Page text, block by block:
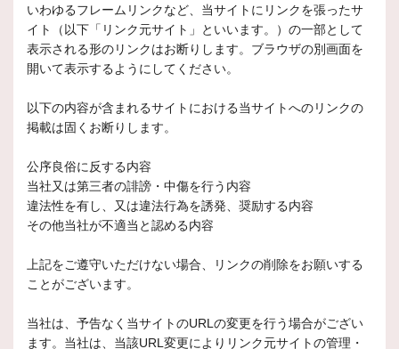
いわゆるフレームリンクなど、当サイトにリンクを張ったサ
イト（以下「リンク元サイト」といいます。）の一部として
表示される形のリンクはお断りします。ブラウザの別画面を
開いて表示するようにしてください。
以下の内容が含まれるサイトにおける当サイトへのリンクの
掲載は固くお断りします。
公序良俗に反する内容
当社又は第三者の誹謗・中傷を行う内容
違法性を有し、又は違法行為を誘発、奨励する内容
その他当社が不適当と認める内容
上記をご遵守いただけない場合、リンクの削除をお願いする
ことがございます。
当社は、予告なく当サイトのURLの変更を行う場合がござい
ます。当社は、当該URL変更によりリンク元サイトの管理・